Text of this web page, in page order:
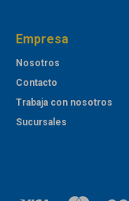
Empresa
Nosotros
Contacto
Trabaja con nosotros
Sucursales